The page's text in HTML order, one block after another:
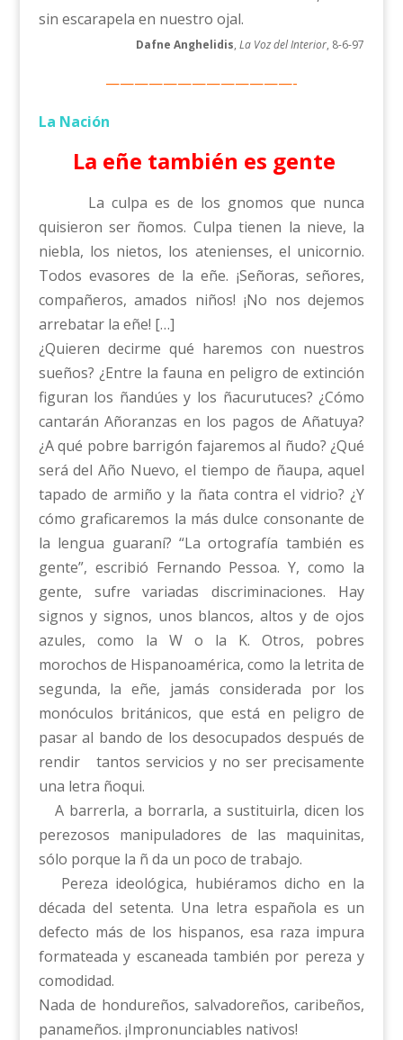
sin escarapela en nuestro ojal.
Dafne Anghelidis,La Vozdel Interior, 8-6-97
—————————————-
La Nación
La eñe también es gente
La culpa es de los gnomos que nunca
quisieron ser ñomos. Culpa tienen la nieve, la
niebla, los nietos, los atenienses, el unicornio.
Todos evasores de la eñe. ¡Señoras, señores,
compañeros, amados niños! ¡No nos dejemos
arrebatar la eñe! […]
¿Quieren decirme qué haremos con nuestros
sueños? ¿Entre la fauna en peligro de extinción
figuran los ñandúes y los ñacurutuces? ¿Cómo
cantarán Añoranzas en los pagos de Añatuya?
¿A qué pobre barrigón fajaremos al ñudo? ¿Qué
será del Año Nuevo, el tiempo de ñaupa, aquel
tapado de armiño y la ñata contra el vidrio? ¿Y
cómo graficaremos la más dulce consonante de
la lengua guaraní? “La ortografía también es
gente”, escribió Fernando Pessoa. Y, como la
gente, sufre variadas discriminaciones. Hay
signos y signos, unos blancos, altos y de ojos
azules, como la W o la K. Otros, pobres
morochos de Hispanoamérica, como la letrita de
segunda, la eñe, jamás considerada por los
monóculos británicos, que está en peligro de
pasar al bando de los desocupados después de
rendir tantos servicios y no ser precisamente
una letra ñoqui.
A barrerla, a borrarla, a sustituirla, dicen los
perezosos manipuladores de las maquinitas,
sólo porque la ñ da un poco de trabajo.
Pereza ideológica, hubiéramos dicho en la
década del setenta. Una letra española es un
defecto más de los hispanos, esa raza impura
formateada y escaneada también por pereza y
comodidad.
Nada de hondureños, salvadoreños, caribeños,
panameños. ¡Impronunciables nativos!